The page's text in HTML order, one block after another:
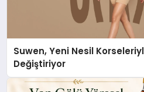
Suwen, Yeni Nesil
Değiştiriyor